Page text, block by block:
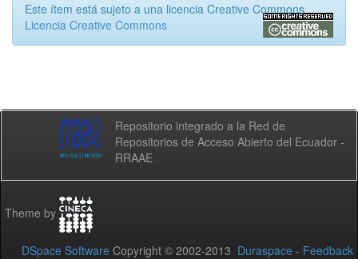
Este ítem está sujeto a una licencia Creative Commons
Licencia Creative Commons
Repositorio integrado a la Red de
Repositorios de Acceso Abierto del Ecuador -
RRAAE
Theme by
DSpace Software Copyright © 2002-2013 Duraspace - Feedback